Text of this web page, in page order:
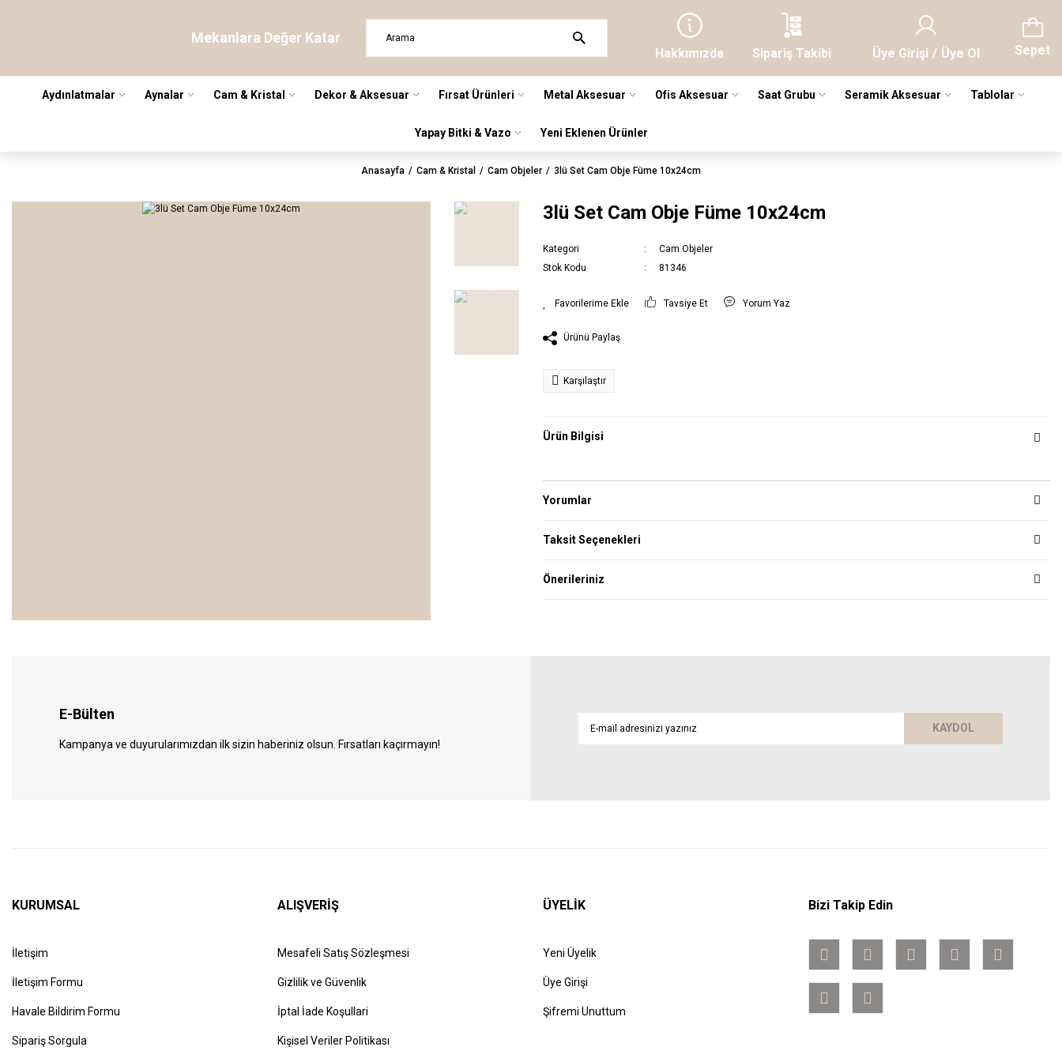
Mekanlara Değer Katar
Hakkımızda Sipariş Takibi Üye Girişi / Üye Ol Sepet
Aydınlatmalar Aynalar Cam & Kristal Dekor & Aksesuar Fırsat Ürünleri Metal Aksesuar Ofis Aksesuar Saat Grubu Seramik Aksesuar Tablolar
Yapay Bitki & Vazo Yeni Eklenen Ürünler
Anasayfa Cam & Kristal Cam Objeler 3lü Set Cam Obje Füme 10x24cm
3lü Set Cam Obje Füme 10x24cm
Kategori
Cam Objeler
Stok Kodu
81346
Tavsiye Et Yorum Yaz
Ürünü Paylaş
Karşılaştır
Ürün Bilgisi
Yorumlar
Taksit Seçenekleri
Önerileriniz
E-Bülten
Kampanya ve duyurularımızdan ilk sizin haberiniz olsun. Fırsatları kaçırmayın!
KAYDOL
KURUMSAL
İletişim
İletişim Formu
Havale Bildirim Formu
Sipariş Sorgula
ALIŞVERİŞ
Mesafeli Satış Sözleşmesi
Gizlilik ve Güvenlik
İptal İade Koşullari
Kişisel Veriler Politikası
ÜYELİK
Yeni Üyelik
Üye Girişi
Şifremi Unuttum
Bizi Takip Edin